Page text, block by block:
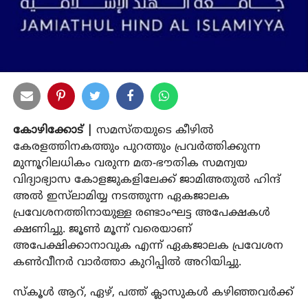
കോഴിക്കോട് |
സമസ്തയുടെ കീഴില്‍
കേരളത്തിനകത്തും പുറത്തും പ്രവര്‍ത്തിക്കുന്ന
മുന്നൂറിലധികം വരുന്ന മത-ഭൗതിക സമന്വയ
വിദ്യാഭ്യാസ കോളജുകളിലേക്ക് ജാമിഅതുല്‍ ഹിന്ദ്
അല്‍ ഇസ്‌ലാമിയ്യ നടത്തുന്ന ഏകജാലക
പ്രവേശനത്തിനായുള്ള രണ്ടാംഘട്ട അപേക്ഷകള്‍
ക്ഷണിച്ചു. ജൂണ്‍ മൂന്ന് വരെയാണ്
അപേക്ഷിക്കാനാവുക എന്ന് ഏകജാലക പ്രവേശന
കണ്‍വീനര്‍ വാര്‍ത്താ കുറിപ്പില്‍ അറിയിച്ചു.
സ്‌കൂള്‍ ആറ്, ഏഴ്, പത്ത് ക്ലാസുകള്‍ കഴിഞ്ഞവര്‍ക്ക്